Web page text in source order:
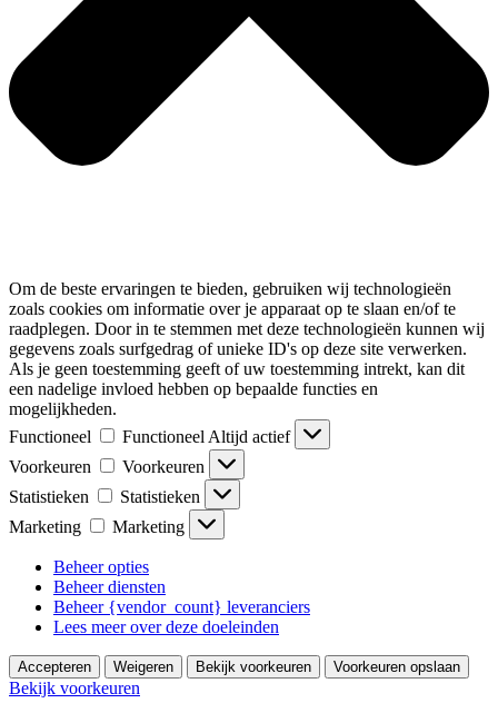
Om de beste ervaringen te bieden, gebruiken wij technologieën
zoals cookies om informatie over je apparaat op te slaan en/of te
raadplegen. Door in te stemmen met deze technologieën kunnen wij
gegevens zoals surfgedrag of unieke ID's op deze site verwerken.
Als je geen toestemming geeft of uw toestemming intrekt, kan dit
een nadelige invloed hebben op bepaalde functies en
mogelijkheden.
Functioneel
Functioneel Altijd actief
Voorkeuren
Voorkeuren
Statistieken
Statistieken
Marketing
Marketing
Beheer opties
Beheer diensten
Beheer {vendor_count} leveranciers
Lees meer over deze doeleinden
Accepteren Weigeren Bekijk voorkeuren Voorkeuren opslaan
Bekijk voorkeuren